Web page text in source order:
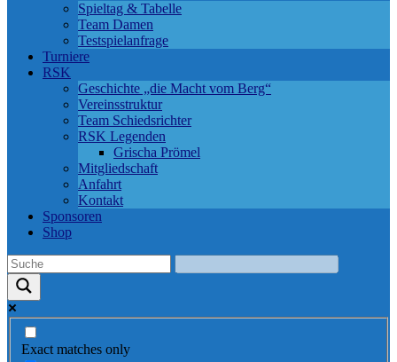
Spieltag & Tabelle
Team Damen
Testspielanfrage
Turniere
RSK
Geschichte „die Macht vom Berg“
Vereinsstruktur
Team Schiedsrichter
RSK Legenden
Grischa Prömel
Mitgliedschaft
Anfahrt
Kontakt
Sponsoren
Shop
Exact matches only